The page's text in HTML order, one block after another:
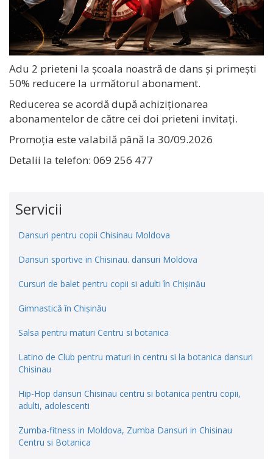
Adu 2 prieteni la școala noastră de dans și primești
50% reducere la următorul abonament.
Reducerea se acordă după achiziționarea
abonamentelor de către cei doi prieteni invitați.
Promoția este valabilă până la 30/09.2026
Detalii la telefon: 069 256 477
Servicii
Dansuri pentru copii Chisinau Moldova
Dansuri sportive in Chisinau. dansuri Moldova
Cursuri de balet pentru copii si adulti în Chișinău
Gimnastică în Chișinău
Salsa pentru maturi Centru si botanica
Latino de Club pentru maturi in centru si la botanica dansuri
Chisinau
Hip-Hop dansuri Chisinau centru si botanica pentru copii,
adulti, adolescenti
Zumba-fitness in Moldova, Zumba Dansuri in Chisinau
Centru si Botanica